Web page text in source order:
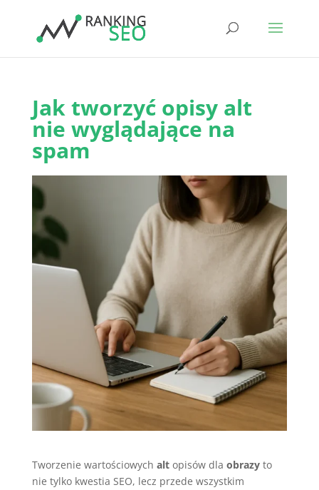
Jak tworzyć opisy alt
nie wyglądające na
spam
Tworzenie wartościowych altopisów dla obrazyto
nie tylko kwestia SEO, lecz przede wszystkim